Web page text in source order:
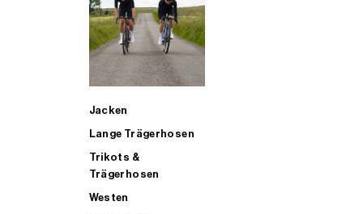
Jacken
Lange Trägerhosen
Trikots &
Trägerhosen
Westen
ALLE TRIATHLONARTIKEL FÜR MÄNNER KAUFEN